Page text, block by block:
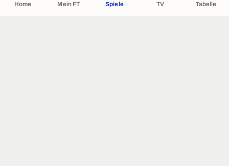
Home Mein FT Spiele TV Tabelle